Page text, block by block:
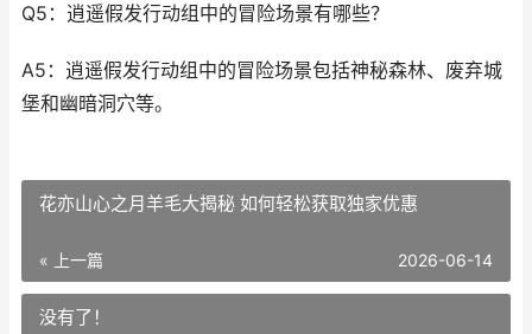
Q5：逍遥假发行动组中的冒险场景有哪些？
A5：逍遥假发行动组中的冒险场景包括神秘森林、废弃城
堡和幽暗洞穴等。
花亦山心之月羊毛大揭秘 如何轻松获取独家优惠
« 上一篇 2026-06-14
没有了！